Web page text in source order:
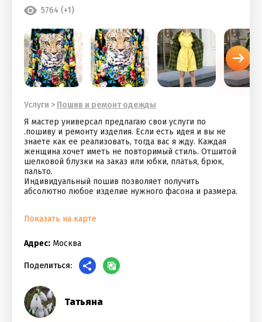
5764 (+1)
Услуги > Пошив и ремонт одежды
Я мастер универсал предлагаю свои услуги по
.пошиву и ремонту изделия. Если есть идея и вы не
знаете как ее реализовать, тогда вас я жду. Каждая
женщина хочет иметь не повторимый стиль. Отшитой
шелковой блузки на заказ или юбки, платья, брюк,
пальто.
Индивидуальный пошив позволяет получить
абсолютно любое изделие нужного фасона и размера.
Показать на карте
Адрес: Москва
Поделиться:
Татьяна